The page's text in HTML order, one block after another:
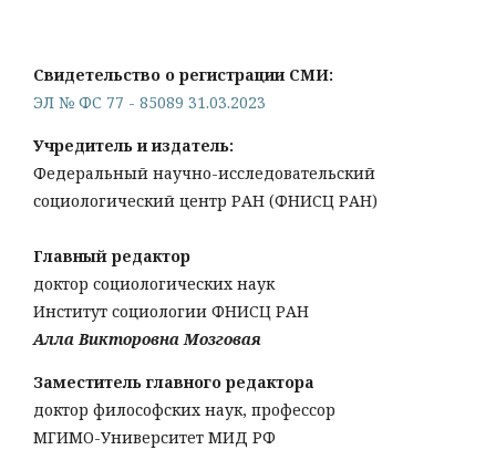
Свидетельство о регистрации СМИ:
ЭЛ № ФС 77 - 85089 31.03.2023
Учредитель и издатель:
Федеральный научно-исследовательский
социологический центр РАН (ФНИСЦ РАН)
Главный редактор
доктор социологических наук
Институт социологии ФНИСЦ РАН
Алла Викторовна Мозговая
Заместитель главного редактора
доктор философских наук, профессор
МГИМО-Университет МИД РФ